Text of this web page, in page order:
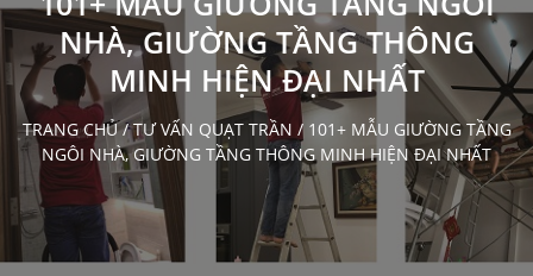
NHÀ, GIƯỜNG TẦNG THÔNG
MINH HIỆN ĐẠI NHẤT
TRANG CHỦ/TƯ VẤN QUẠT TRẦN / 101+ MẪU GIƯỜNG TẦNG
NGÔI NHÀ, GIƯỜNG TẦNG THÔNG MINH HIỆN ĐẠI NHẤT